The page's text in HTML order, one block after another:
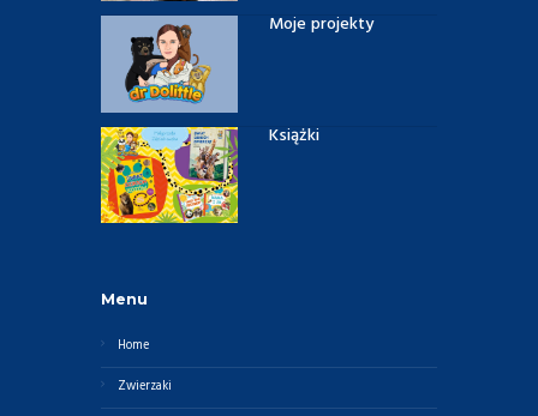
Moje projekty
Książki
Menu
Home
Zwierzaki